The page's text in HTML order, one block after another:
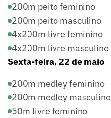
200m peito feminino
200m peito masculino
4x200m livre feminino
4x200m livre masculino
Sexta-feira, 22 de maio
200m medley feminino
200m medley masculino
50m livre feminino